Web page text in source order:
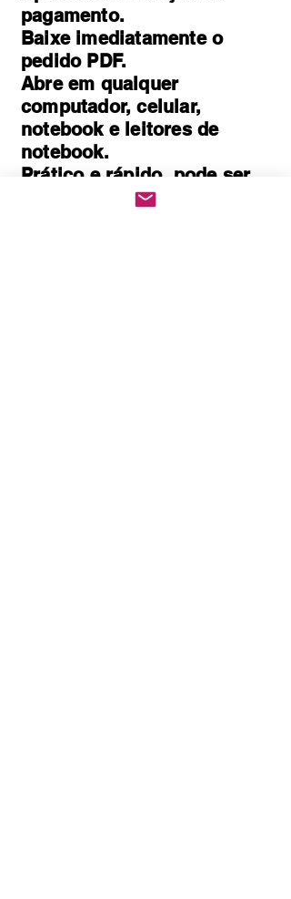
pagamento.
Baixe imediatamente o
pedido PDF.
Abre em qualquer
computador, celular,
notebook e leitores de
notebook.
Prático e rápido, pode ser